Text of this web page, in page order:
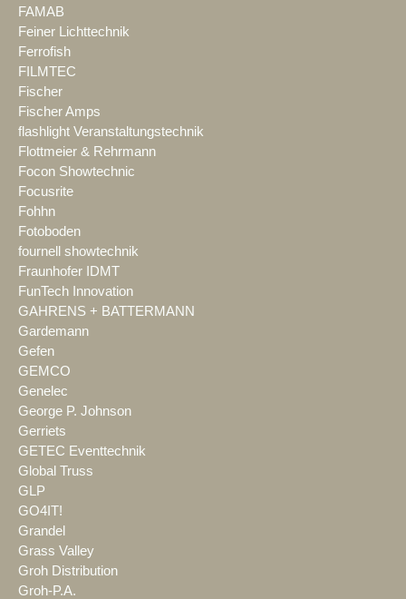
FAMAB
Feiner Lichttechnik
Ferrofish
FILMTEC
Fischer
Fischer Amps
flashlight Veranstaltungstechnik
Flottmeier & Rehrmann
Focon Showtechnic
Focusrite
Fohhn
Fotoboden
fournell showtechnik
Fraunhofer IDMT
FunTech Innovation
GAHRENS + BATTERMANN
Gardemann
Gefen
GEMCO
Genelec
George P. Johnson
Gerriets
GETEC Eventtechnik
Global Truss
GLP
GO4IT!
Grandel
Grass Valley
Groh Distribution
Groh-P.A.